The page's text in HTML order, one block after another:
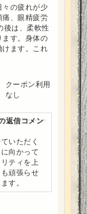
々の疲れが少
痛、眼精疲労
後は、柔軟性
ます。身体の
けます。これ
クーポン利用
なし
返信コメン
いただく
向かって
ティを上
頑張らせ
す。